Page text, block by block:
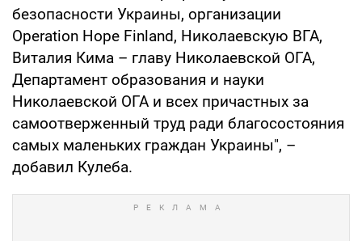
безопасности Украины, организации
Operation Hope Finland, Николаевскую ВГА,
Виталия Кима – главу Николаевской ОГА,
Департамент образования и науки
Николаевской ОГА и всех причастных за
самоотверженный труд ради благосостояния
самых маленьких граждан Украины", –
добавил Кулеба.